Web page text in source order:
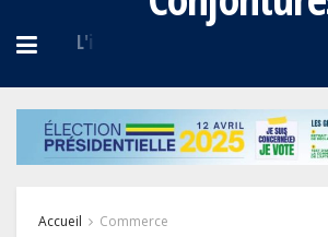
Accueil Commerce